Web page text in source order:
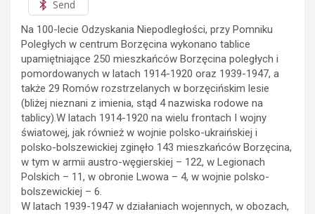
Send
Na 100-lecie Odzyskania Niepodległości, przy Pomniku
Poległych w centrum Borzęcina wykonano tablice
upamiętniające 250 mieszkańców Borzęcina poległych i
pomordowanych w latach 1914-1920 oraz 1939-1947, a
także 29 Romów rozstrzelanych w borzęcińskim lesie
(bliżej nieznani z imienia, stąd 4 nazwiska rodowe na
tablicy).W latach 1914-1920 na wielu frontach I wojny
światowej, jak również w wojnie polsko-ukraińskiej i
polsko-bolszewickiej zginęło 143 mieszkańców Borzęcina,
w tym w armii austro-węgierskiej – 122, w Legionach
Polskich – 11, w obronie Lwowa – 4, w wojnie polsko-
bolszewickiej – 6.
W latach 1939-1947 w działaniach wojennych, w obozach,